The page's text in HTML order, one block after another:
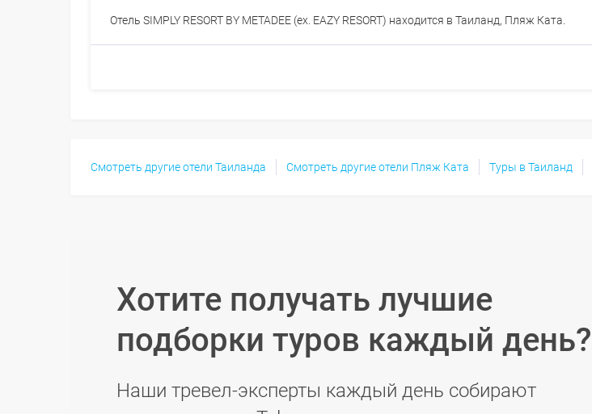
Отель SIMPLY RESORT BY METADEE (ex. EAZY RESORT) находится в Таиланд, Пляж Ката.
Смотреть другие отели Таиланда Смотреть другие отели Пляж Ката Туры в Таиланд
Хотите получать лучшие
подборки туров каждый день?
Наши тревел-эксперты каждый день собирают